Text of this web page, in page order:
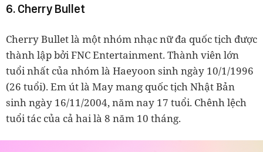
6. Cherry Bullet
Cherry Bullet là một nhóm nhạc nữ đa quốc tịch được
thành lập bởi FNC Entertainment. Thành viên lớn
tuổi nhất của nhóm là Haeyoon sinh ngày 10/1/1996
(26 tuổi). Em út là May mang quốc tịch Nhật Bản
sinh ngày 16/11/2004, năm nay 17 tuổi. Chênh lệch
tuổi tác của cả hai là 8 năm 10 tháng.